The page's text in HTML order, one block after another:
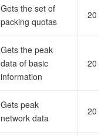
Gets the set of
packing quotas
20
Gets the peak
data of basic
information
20
Gets peak
network data
20